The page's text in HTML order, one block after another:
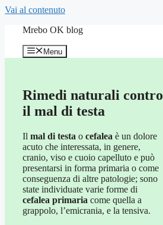
Vai al contenuto
Mrebo OK blog
Menu
Rimedi naturali contro
il mal di testa
Il mal di testa o cefalea è un dolore
acuto che interessata, in genere,
cranio, viso e cuoio capelluto e può
presentarsi in forma primaria o come
conseguenza di altre patologie; sono
state individuate varie forme di
cefalea primaria come quella a
grappolo, l’emicrania, e la tensiva.